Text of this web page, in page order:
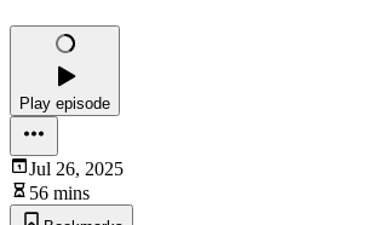
Play episode
Jul 26, 2025
56 mins